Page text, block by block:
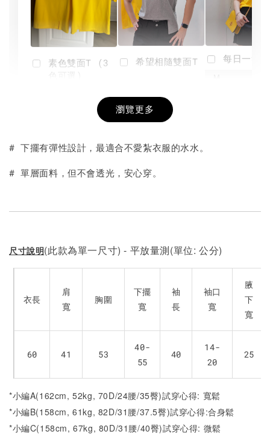
素色雙面T (3
+
希望相隨雙面T
NT$ 190
-
每日一笑
瀏覽更多
# 下擺有彈性設計，最適合不愛紮衣服的水水。
# 單層面料，但不會透光，安心穿。
尺寸說明(此款為單一尺寸) - 平放量測(單位: 公分)
衣長
肩
寬
胸圍
下擺
寬
袖
長
袖口
寬
腋
下
寬
60 41 53
40-
55
40
14-
20
25
*小編A(162cm, 52kg, 70D/24腰/35臀)試穿心得: 寬鬆
*小編B(158cm, 61kg, 82D/31腰/37.5臀)試穿心得:合身鬆
*小編C(158cm, 67kg, 80D/31腰/40臀)試穿心得: 微鬆